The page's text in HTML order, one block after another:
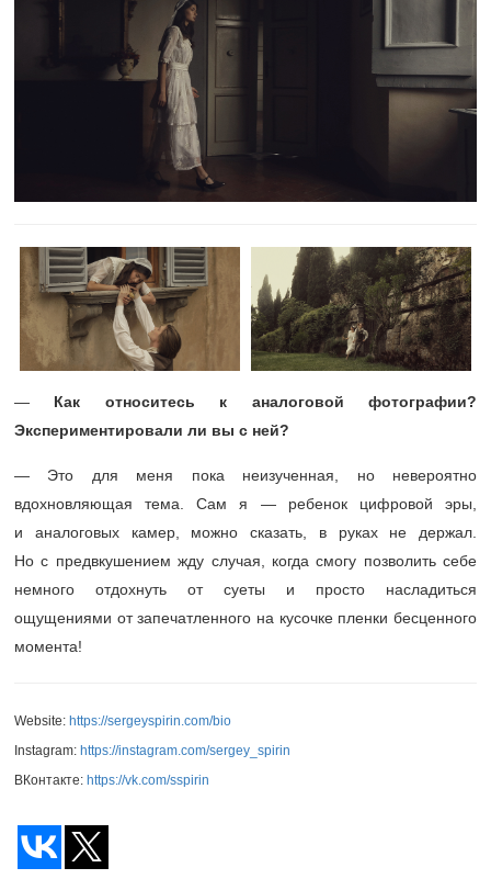
— Как относитесь к аналоговой фотографии?
Экспериментировали ли вы с ней?
— Это для меня пока неизученная, но невероятно
вдохновляющая тема. Сам я — ребенок цифровой эры,
и аналоговых камер, можно сказать, в руках не держал.
Но с предвкушением жду случая, когда смогу позволить себе
немного отдохнуть от суеты и просто насладиться
ощущениями от запечатленного на кусочке пленки бесценного
момента!
Website: https://sergeyspirin.com/bio
Instagram: https://instagram.com/sergey_spirin
ВКонтакте: https://vk.com/sspirin